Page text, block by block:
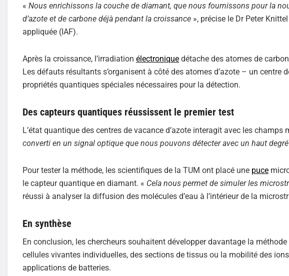
« Nous enrichissons la couche de diamant, que nous fournissons pour la
d’azote et de carbone déjà pendant la croissance », précise le Dr Peter Knittel
appliquée (IAF).
Après la croissance, l’irradiation électronique détache des atomes de
Les défauts résultants s’organisent à côté des atomes d’azote – un centre
propriétés quantiques spéciales nécessaires pour la détection.
Des capteurs quantiques réussissent le premier test
L’état quantique des centres de vacance d’azote interagit avec les champs
converti en un signal optique que nous pouvons détecter avec un haut
Pour tester la méthode, les scientifiques de la TUM ont placé une puce
le capteur quantique en diamant. « Cela nous permet de simuler les
réussi à analyser la diffusion des molécules d’eau à l’intérieur de la
En synthèse
En conclusion, les chercheurs souhaitent développer davantage la
cellules vivantes individuelles, des sections de tissus ou la mobilité des
applications de batteries.